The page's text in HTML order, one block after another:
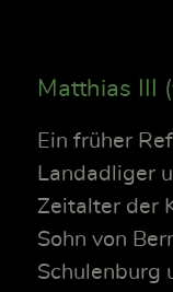
Matthias III
Ein früher
Landadliger
Zeitalter der
Sohn von
Schulenburg